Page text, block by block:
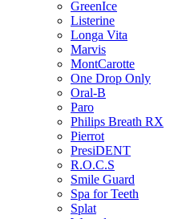
GreenIce
Listerine
Longa Vita
Marvis
MontCarotte
One Drop Only
Oral-B
Paro
Philips Breath RX
Pierrot
PresiDENT
R.O.C.S
Smile Guard
Spa for Teeth
Splat